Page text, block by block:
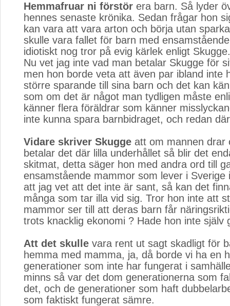
Hemmafruar ni förstör era barn. Så lyder
hennes senaste krönika. Sedan frågar hon
kan vara att vara arton och börja utan
skulle vara fallet för barn med
idiotiskt nog tror på evig kärlek enligt Skugge.
Nu vet jag inte vad man betalar Skugge för
men hon borde veta att även par ibland inte
större sparande till sina barn och det kan
som om det är något man tydligen måste
känner flera föräldrar som känner
inte kunna spara barnbidraget, och redan
Vidare skriver Skugge att om mannen drar
betalar det där lilla underhållet så blir det
skitmat, detta säger hon med andra ord till
ensamstående mammor som lever i Sverige
att jag vet att det inte är sant, så kan det
många som tar illa vid sig. Tror hon inte att
mammor ser till att deras barn får
trots knacklig ekonomi ? Hade hon inte själv
Att det skulle vara rent ut sagt skadligt för
hemma med mamma, ja, då borde vi ha en
generationer som inte har fungerat i
minns så var det dom generationerna som
det, och de generationer som haft
som faktiskt fungerat sämre.